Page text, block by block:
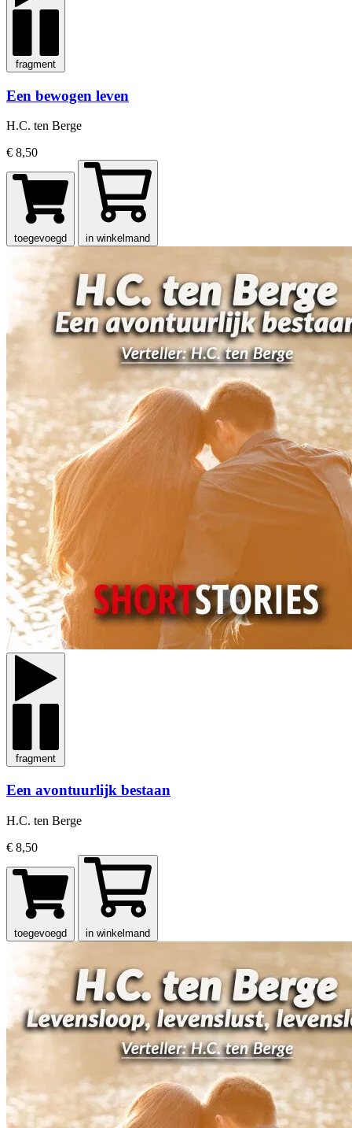
fragment
Een bewogen leven
H.C. ten Berge
€ 8,50
toegevoegd in winkelmand
fragment
Een avontuurlijk bestaan
H.C. ten Berge
€ 8,50
toegevoegd in winkelmand